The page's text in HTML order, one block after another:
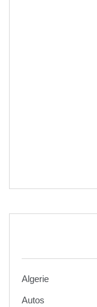
Algerie
Autos